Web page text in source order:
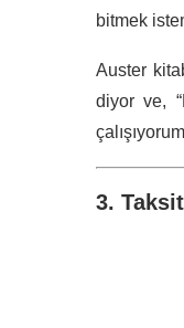
bitmek
Auster
diyor ve,
3.